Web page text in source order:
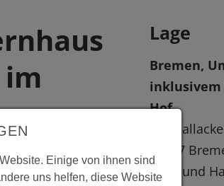
Lage
Bremen,
Hof
Am
28327
Freie und
Einige von ihnen sind
uns helfen, diese Website